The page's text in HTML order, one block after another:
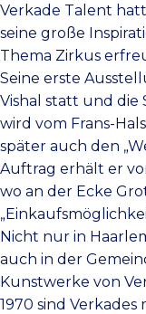
Verkade Talent
seine große
Thema Zirkus
Seine erste
Vishal statt und
wird vom Frans-
später auch den
Auftrag erhält er
wo an der Ecke
Nicht nur in
auch in der
Kunstwerke von
1970 sind